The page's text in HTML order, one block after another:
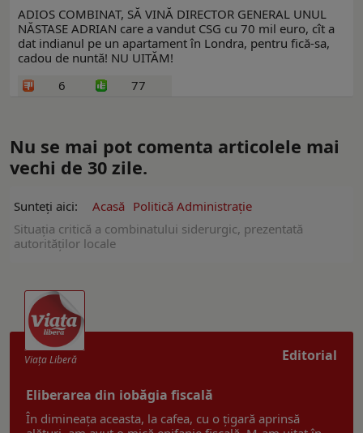
ADIOS COMBINAT, SĂ VINĂ DIRECTOR GENERAL UNUL
NĂSTASE ADRIAN care a vandut CSG cu 70 mil euro, cît a
dat indianul pe un apartament în Londra, pentru fică-sa,
cadou de nuntă! NU UITĂM!
6
77
Nu se mai pot comenta articolele mai
vechi de 30 zile.
Sunteți aici: Acasă Politică Administrație
Situația critică a combinatului siderurgic, prezentată
autorităților locale
Editorial
Viaţa Liberă
Eliberarea din iobăgia fiscală
În dimineața aceasta, la cafea, cu o țigară aprinsă